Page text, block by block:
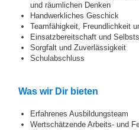
und räumlichen Denken
Handwerkliches Geschick
Teamfähigkeit, Freundlichkeit
Einsatzbereitschaft und
Sorgfalt und Zuverlässigkeit
Schulabschluss
Was wir Dir bieten
Erfahrenes Ausbildungsteam
Wertschätzende Arbeits- und